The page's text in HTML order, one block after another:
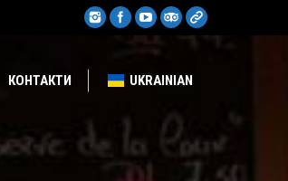
КОНТАКТИ UKRAINIAN